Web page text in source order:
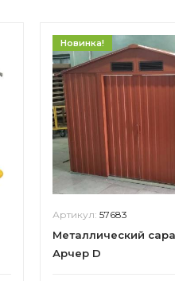
Новинка!
Артикул: 57683
Металлический
Арчер D